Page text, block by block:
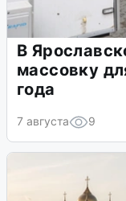
В
массовку
года
7 августа 9